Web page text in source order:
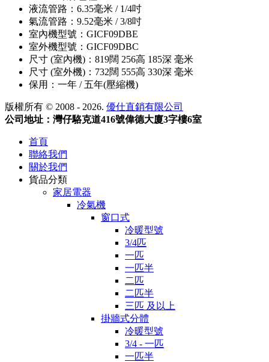
液流管路：6.35毫米 / 1/4吋
氣流管路：9.52毫米 / 3/8吋
室內機型號：GICF09DBE
室外機型號：GICF09DBC
尺寸 (室內機)：819闊 256高 185深 毫米
尺寸 (室外機)：732闊 555高 330深 毫米
保用：一年 / 五年(壓縮機)
版權所有 © 2008 - 2026. 優仕直銷有限公司
公司地址：灣仔駱克道416號偉德大廈3字樓6室
首頁
聯絡我們
關於我們
貨品分類
家居電器
冷氣機
窗口式
冷暖型號
3/4匹
一匹
一匹半
二匹
二匹半
三匹 及以上
掛牆式分體
冷暖型號
3/4 - 一匹
一匹半